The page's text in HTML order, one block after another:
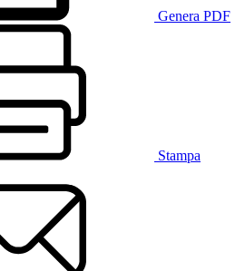
Genera PDF
Stampa